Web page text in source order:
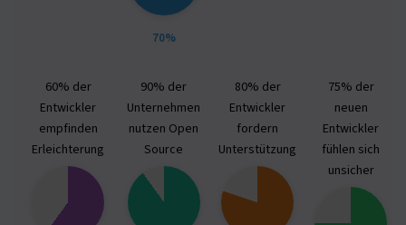
70%
60% der
Entwickler
empfinden
Erleichterung
90% der
Unternehmen
nutzen Open
Source
80% der
Entwickler
fordern
Unterstützung
75% der
neuen
Entwickler
fühlen sich
unsicher